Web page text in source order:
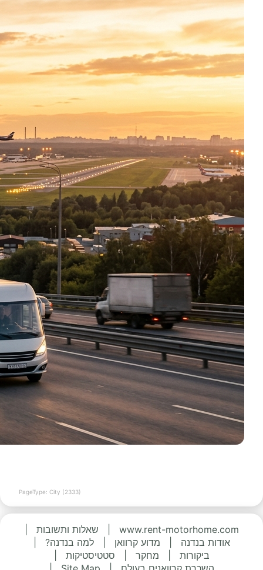
PageType: City (2333)
www.rent-motorhome.com שאלות ותשובות
אודות בנדנה
מדוע קרוואן למה בנדנה?
ביקורות
מחקר סטטיסטיקות